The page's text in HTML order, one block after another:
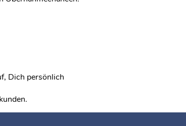
Dich persönlich